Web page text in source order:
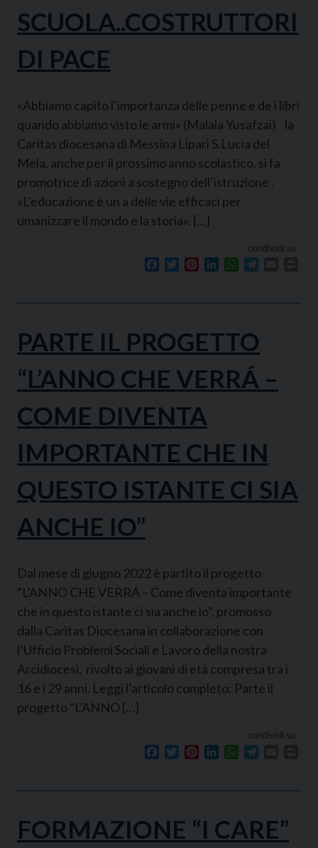
SCUOLA..COSTRUTTORI
DI PACE
«Abbiamo capito l’importanza delle penne e de i libri
quando abbiamo visto le armi» (Malala Yusafzai) la
Caritas diocesana di Messina Lipari S.Lucia del
Mela, anche per il prossimo anno scolastico, si fa
promotrice di azioni a sostegno dell’istruzione .
«L’educazione è un a delle vie efficaci per
umanizzare il mondo e la storia». […]
condividi su
Facebook
TwitterPinterestLinkedInWhatsApp
PARTE IL PROGETTO
“L’ANNO CHE VERRÁ –
COME DIVENTA
IMPORTANTE CHE IN
QUESTO ISTANTE CI SIA
ANCHE IO”
Dal mese di giugno 2022 è partito il progetto
“L’ANNO CHE VERRÁ – Come diventa importante
che in questo istante ci sia anche io”, promosso
dalla Caritas Diocesana in collaborazione con
l’Ufficio Problemi Sociali e Lavoro della nostra
Arcidiocesi, rivolto ai giovani di età compresa tra i
16 e i 29 anni. Leggi l’articolo completo: Parte il
progetto “L’ANNO […]
condividi su
Facebook
TwitterPinterestLinkedInWhatsApp
FORMAZIONE “I CARE”